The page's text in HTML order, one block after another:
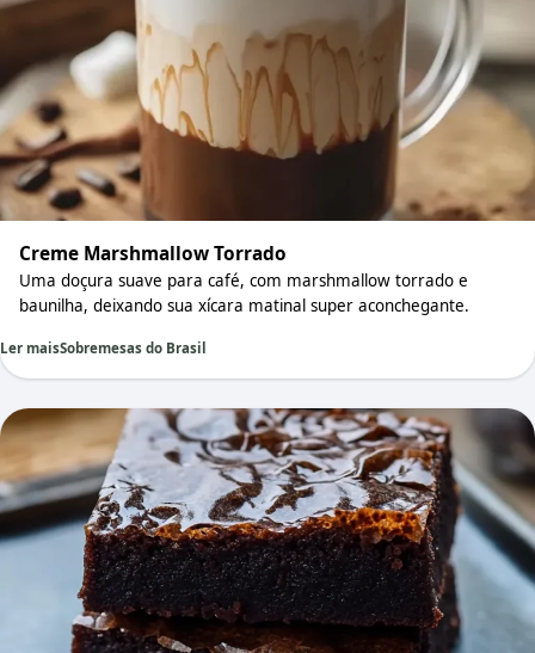
Creme Marshmallow Torrado
Uma doçura suave para café, com marshmallow torrado e
baunilha, deixando sua xícara matinal super aconchegante.
Ler maisSobremesas do Brasil